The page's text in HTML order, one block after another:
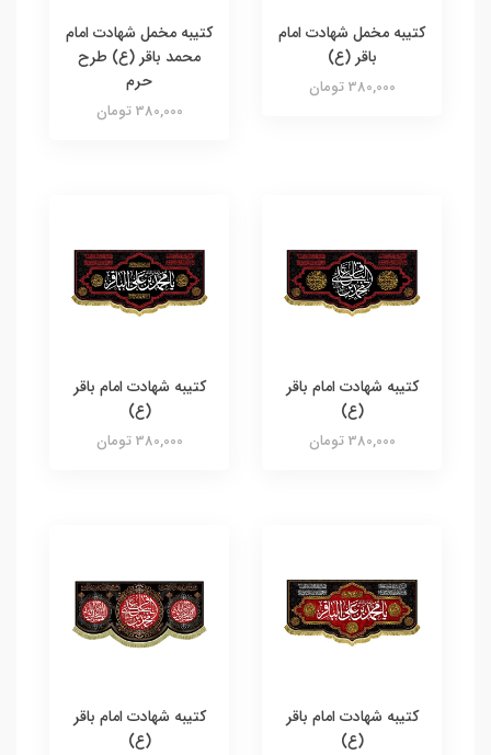
کتیبه مخمل شهادت امام
باقر (ع)
380,000 تومان
کتیبه مخمل شهادت امام
محمد باقر (ع) طرح
حرم
380,000 تومان
کتیبه شهادت امام باقر
(ع)
380,000 تومان
کتیبه شهادت امام باقر
(ع)
380,000 تومان
کتیبه شهادت امام باقر
(ع)
کتیبه شهادت امام باقر
(ع)